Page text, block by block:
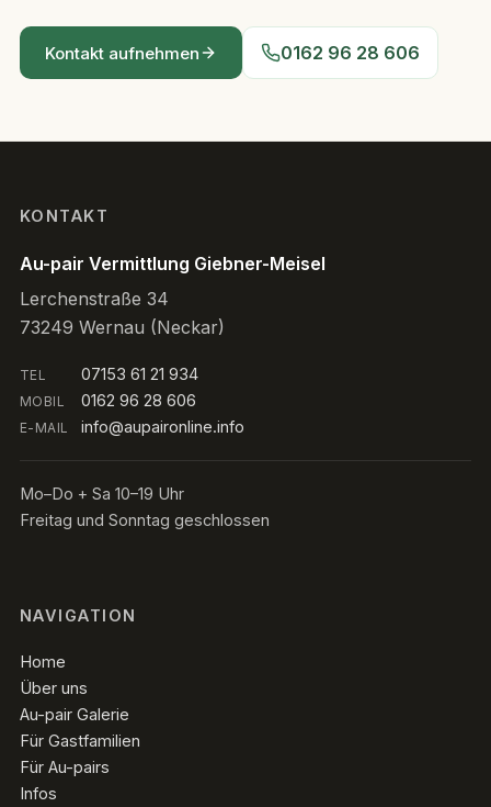
Kontakt aufnehmen 0162 96 28 606
KONTAKT
Au-pair Vermittlung Giebner-Meisel
Lerchenstraße 34
73249 Wernau (Neckar)
TEL 07153 61 21 934
MOBIL 0162 96 28 606
E-MAIL info@aupaironline.info
Mo–Do + Sa 10–19 Uhr
Freitag und Sonntag geschlossen
NAVIGATION
Home
Über uns
Au-pair Galerie
Für Gastfamilien
Für Au-pairs
Infos